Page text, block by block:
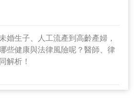
婚生子、人工流產到高齡產婦，
些健康與法律風險呢？醫師、律
解析！